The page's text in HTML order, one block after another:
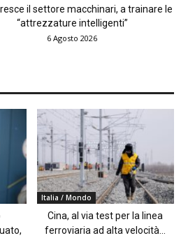
il settore macchinari, a trainare le
“attrezzature intelligenti”
6 Agosto 2026
Italia / Mondo
Cina, al via test per la linea
ferroviaria ad alta velocità...